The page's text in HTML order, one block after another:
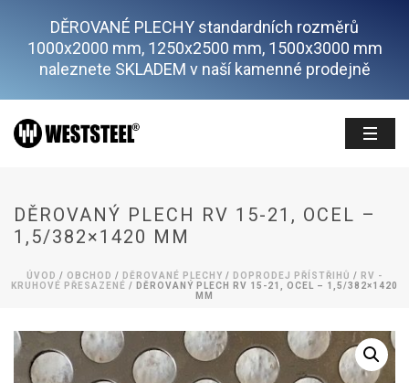
DĚROVANÉ PLECHY standardních rozměrů
1000x2000 mm, 1250x2500 mm, 1500x3000 mm
naleznete SKLADEM v naší kamenné prodejně
DĚROVANÝ PLECH RV 15-21, OCEL –
1,5/382×1420 MM
ÚVOD / OBCHOD / DĚROVANÉ PLECHY / DOPRODEJ PŘÍSTŘIHŮ / RV -
KRUHOVÉ PŘESAZENÉ / DĚROVANÝ PLECH RV 15-21, OCEL – 1,5/382×1420
MM